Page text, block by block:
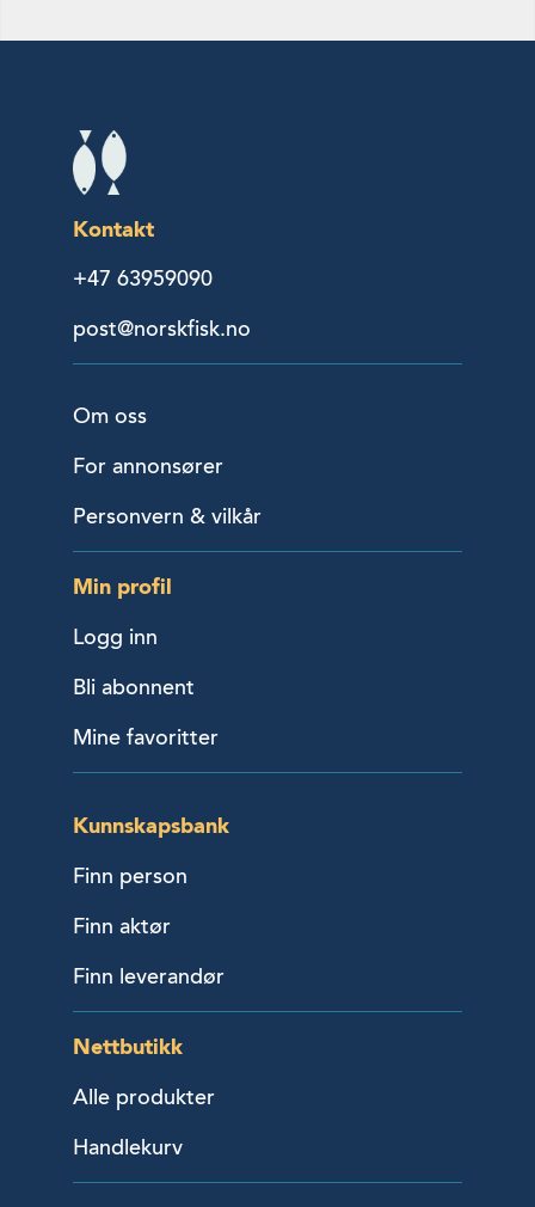
Kontakt
+47 63959090
post@norskfisk.no
Om oss
For annonsører
Personvern & vilkår
Min profil
Logg inn
Bli abonnent
Mine favoritter
Kunnskapsbank
Finn person
Finn aktør
Finn leverandør
Nettbutikk
Alle produkter
Handlekurv